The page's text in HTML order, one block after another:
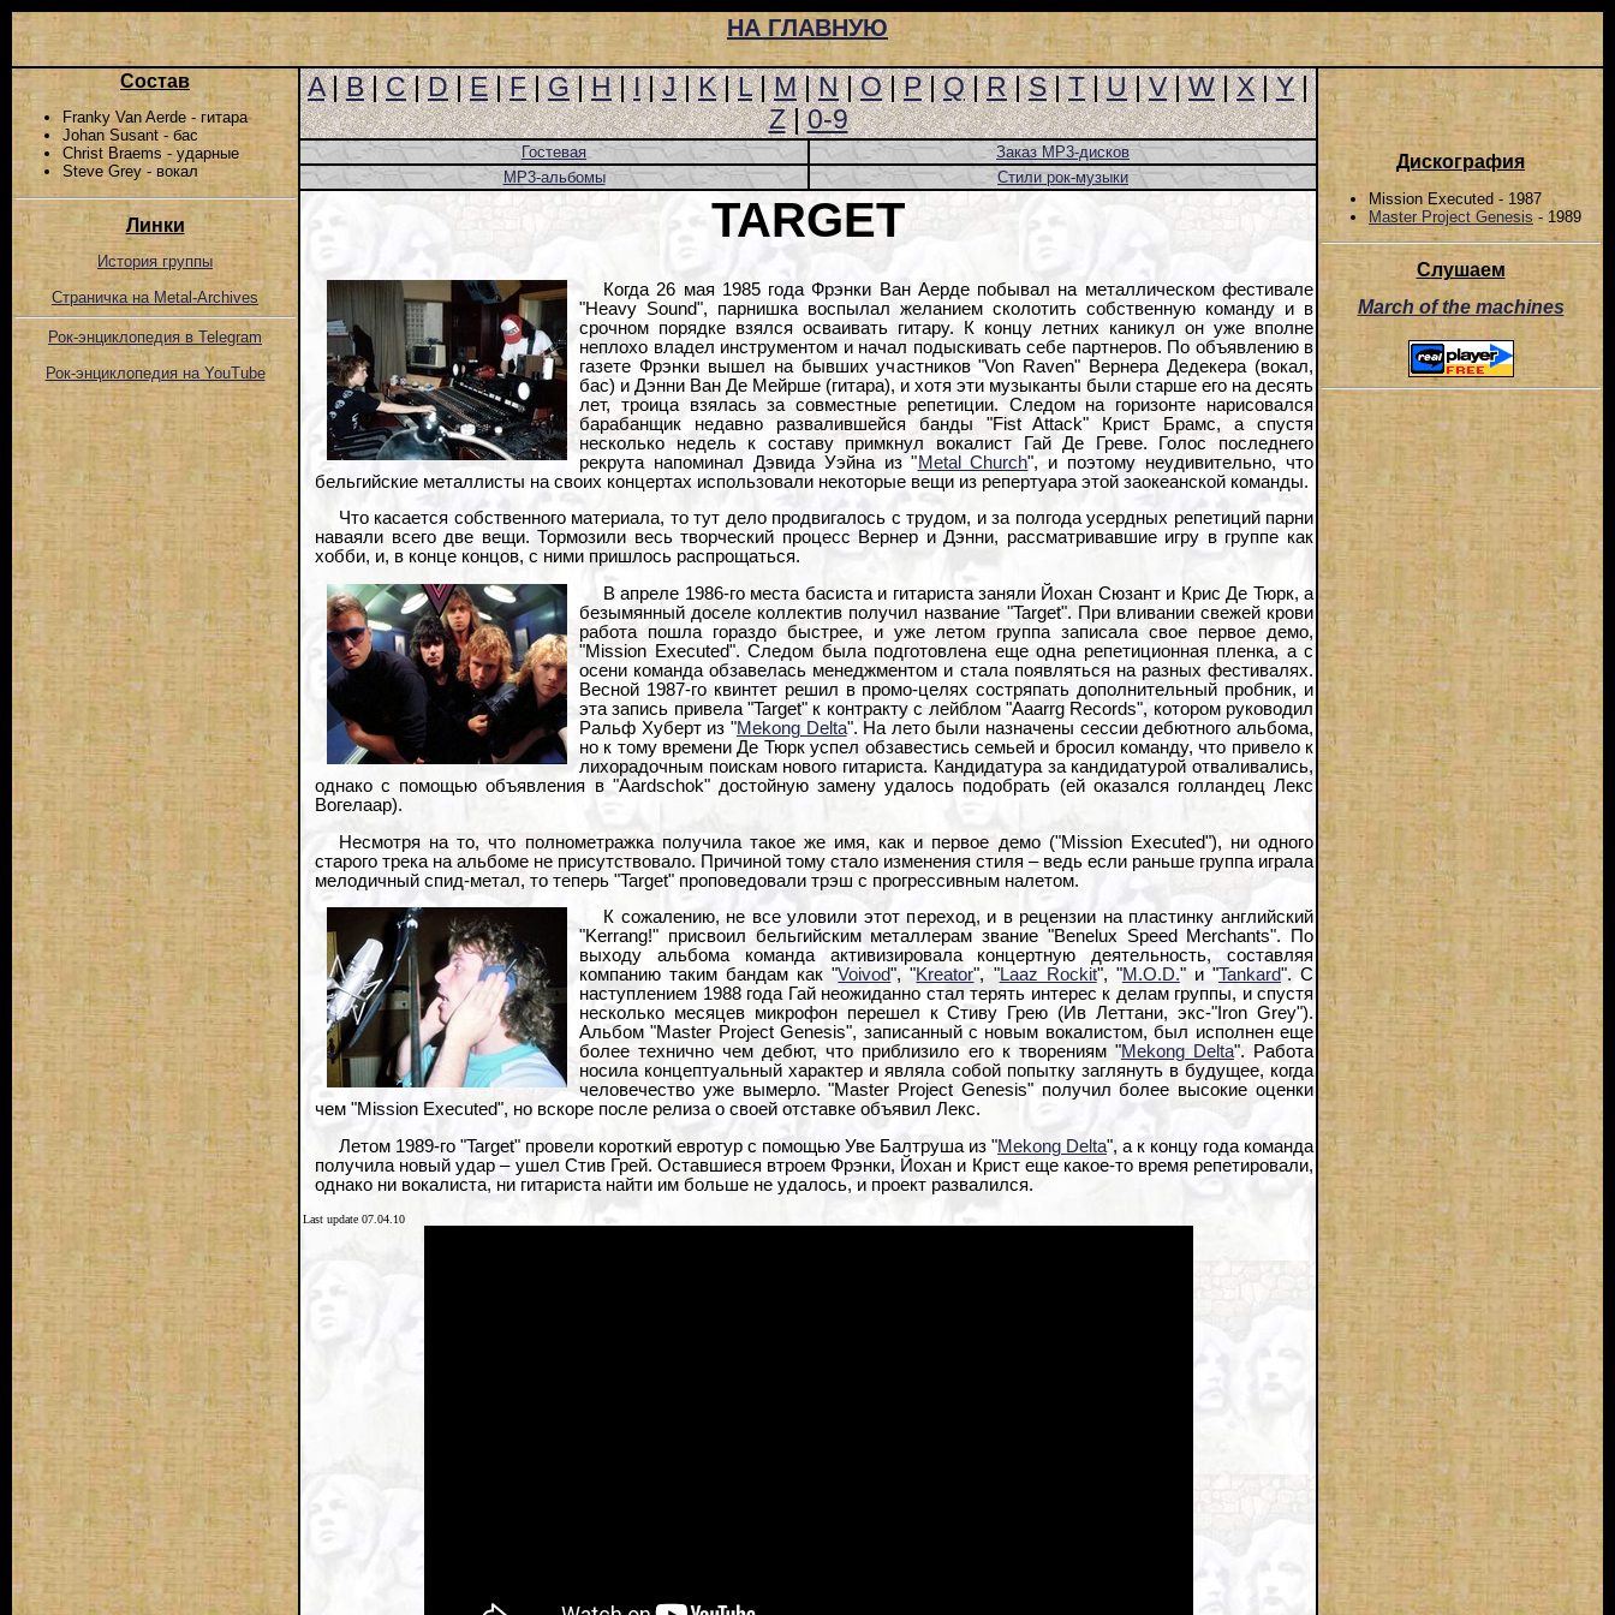
НА ГЛАВНУЮ
Состав
Franky Van Aerde - гитара
Johan Susant - бас
Christ Braems - ударные
Steve Grey - вокал
Линки
История группы
Страничка на Metal-Archives
Рок-энциклопедия в Telegram
Рок-энциклопедия на YouTube
A|B|C|D|E|F|G|H|I|J|K|L|M|N|O|P|Q|R|S|T|U|V|W|X|Y|
Z|0-9
Дискография
Mission Executed - 1987
Master Project Genesis - 1989
Слушаем
March of the machines
Гостевая
Заказ MP3-дисков
MP3-альбомы
Стили рок-музыки
TARGET
Когда 26 мая 1985 года Фрэнки Ван Аерде побывал на металлическом фестивале
"Heavy Sound", парнишка воспылал желанием сколотить собственную команду и в
срочном порядке взялся осваивать гитару. К концу летних каникул он уже вполне
неплохо владел инструментом и начал подыскивать себе партнеров. По объявлению в
газете Фрэнки вышел на бывших участников "Von Raven" Вернера Дедекера (вокал,
бас) и Дэнни Ван Де Мейрше (гитара), и хотя эти музыканты были старше его на десять
лет, троица взялась за совместные репетиции. Следом на горизонте нарисовался
барабанщик недавно развалившейся банды "Fist Attack" Крист Брамс, а спустя
несколько недель к составу примкнул вокалист Гай Де Греве. Голос последнего
рекрута напоминал Дэвида Уэйна из "Metal Church", и поэтому неудивительно, что
бельгийские металлисты на своих концертах использовали некоторые вещи из репертуара этой заокеанской команды.
Что касается собственного материала, то тут дело продвигалось с трудом, и за полгода усердных репетиций парни
наваяли всего две вещи. Тормозили весь творческий процесс Вернер и Дэнни, рассматривавшие игру в группе как
хобби, и, в конце концов, с ними пришлось распрощаться.
В апреле 1986-го места басиста и гитариста заняли Йохан Сюзант и Крис Де Тюрк, а
безымянный доселе коллектив получил название "Target". При вливании свежей крови
работа пошла гораздо быстрее, и уже летом группа записала свое первое демо,
"Mission Executed". Следом была подготовлена еще одна репетиционная пленка, а с
осени команда обзавелась менеджментом и стала появляться на разных фестивалях.
Весной 1987-го квинтет решил в промо-целях состряпать дополнительный пробник, и
эта запись привела "Target" к контракту с лейблом "Aaarrg Records", котором руководил
Ральф Хуберт из "Mekong Delta". На лето были назначены сессии дебютного альбома,
но к тому времени Де Тюрк успел обзавестись семьей и бросил команду, что привело к
лихорадочным поискам нового гитариста. Кандидатура за кандидатурой отваливались,
однако с помощью объявления в "Aardschok" достойную замену удалось подобрать (ей оказался голландец Лекс
Вогелаар).
Несмотря на то, что полнометражка получила такое же имя, как и первое демо ("Mission Executed"), ни одного
старого трека на альбоме не присутствовало. Причиной тому стало изменения стиля – ведь если раньше группа играла
мелодичный спид-метал, то теперь "Target" проповедовали трэш с прогрессивным налетом.
К сожалению, не все уловили этот переход, и в рецензии на пластинку английский
"Kerrang!" присвоил бельгийским металлерам звание "Benelux Speed Merchants". По
выходу альбома команда активизировала концертную деятельность, составляя
компанию таким бандам как "Voivod", "Kreator", "Laaz Rockit", "M.O.D." и "Tankard". С
наступлением 1988 года Гай неожиданно стал терять интерес к делам группы, и спустя
несколько месяцев микрофон перешел к Стиву Грею (Ив Леттани, экс-"Iron Grey").
Альбом "Master Project Genesis", записанный с новым вокалистом, был исполнен еще
более технично чем дебют, что приблизило его к творениям "Mekong Delta". Работа
носила концептуальный характер и являла собой попытку заглянуть в будущее, когда
человечество уже вымерло. "Master Project Genesis" получил более высокие оценки
чем "Mission Executed", но вскоре после релиза о своей отставке объявил Лекс.
Летом 1989-го "Target" провели короткий евротур с помощью Уве Балтруша из "Mekong Delta", а к концу года команда
получила новый удар – ушел Стив Грей. Оставшиеся втроем Фрэнки, Йохан и Крист еще какое-то время репетировали,
однако ни вокалиста, ни гитариста найти им больше не удалось, и проект развалился.
Last update 07.04.10